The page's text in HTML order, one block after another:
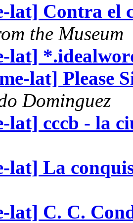
lat] Contra el
the Museum
lat]
lat] Please
Dominguez
lat] cccb - la
lat] La
lat] C. C.